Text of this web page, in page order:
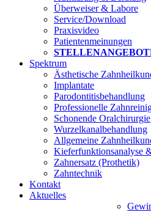
Überweiser & Labore
Service/Download
Praxisvideo
Patientenmeinungen
Spektrum
Ästhetische
Implantate
Parodontitisbehandlung
Professionelle
Schonende Oralchirurgie
Wurzelkanalbehandlung
Allgemeine
Kieferfunktionsanalyse
Zahnersatz (Prothetik)
Zahntechnik
Kontakt
Aktuelles